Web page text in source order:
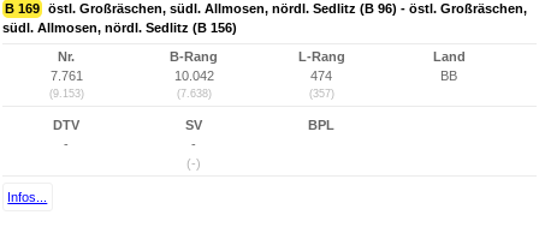
B 169 östl. Großräschen, südl. Allmosen, nördl. Sedlitz (B 96) - östl. Großräschen,
südl. Allmosen, nördl. Sedlitz (B 156)
Nr.
7.761
(9.153)
B-Rang
10.042
(7.638)
L-Rang
474
(357)
Land
BB
DTV
-
SV
-
(-)
BPL
Infos...